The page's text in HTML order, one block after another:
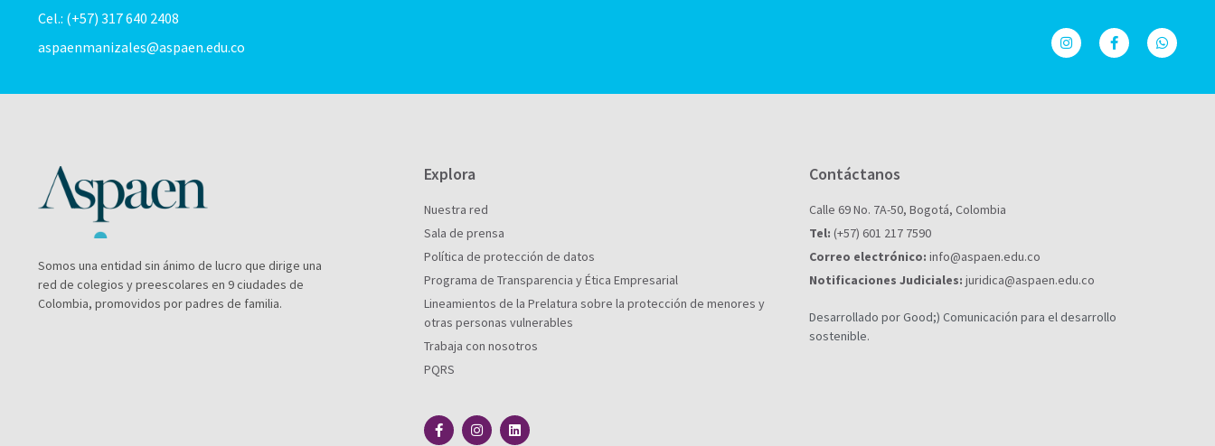
Cel.: (+57) 317 640 2408
aspaenmanizales@aspaen.edu.co
Somos una entidad sin ánimo de lucro que dirige una
red de colegios y preescolares en 9 ciudades de
Colombia, promovidos por padres de familia.
Explora
Nuestra red
Sala de prensa
Política de protección de datos
Programa de Transparencia y Ética Empresarial
Lineamientos de la Prelatura sobre la protección de menores y
otras personas vulnerables
Trabaja con nosotros
PQRS
Contáctanos
Calle 69 No. 7A-50, Bogotá, Colombia
Tel: (+57) 601 217 7590
Correo electrónico: info@aspaen.edu.co
Notificaciones Judiciales: juridica@aspaen.edu.co
Desarrollado por Good;) Comunicación para el desarrollo
sostenible.